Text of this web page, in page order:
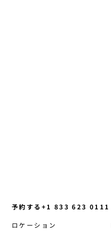
予約する+1 833 623 0111
ロケーション